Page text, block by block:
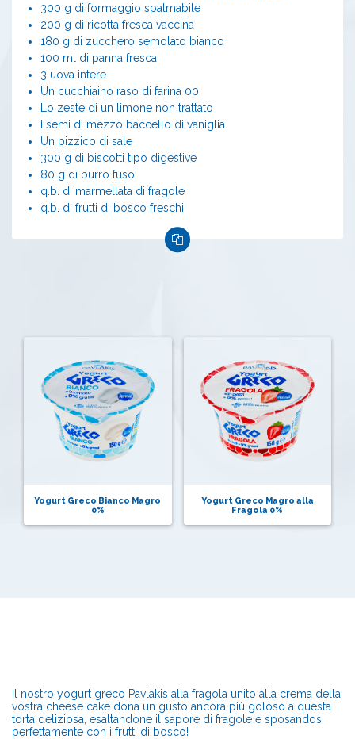
300 g di formaggio spalmabile
200 g di ricotta fresca vaccina
180 g di zucchero semolato bianco
100 ml di panna fresca
3 uova intere
Un cucchiaino raso di farina 00
Lo zeste di un limone non trattato
I semi di mezzo baccello di vaniglia
Un pizzico di sale
300 g di biscotti tipo digestive
80 g di burro fuso
q.b. di marmellata di fragole
q.b. di frutti di bosco freschi
Yogurt Greco Bianco Magro
0%
Yogurt Greco Magro alla
Fragola 0%
Il nostro yogurt greco Pavlakis alla fragola unito alla crema della
vostra cheese cake dona un gusto ancora più goloso a questa
torta deliziosa, esaltandone il sapore di fragole e sposandosi
perfettamente con i frutti di bosco!